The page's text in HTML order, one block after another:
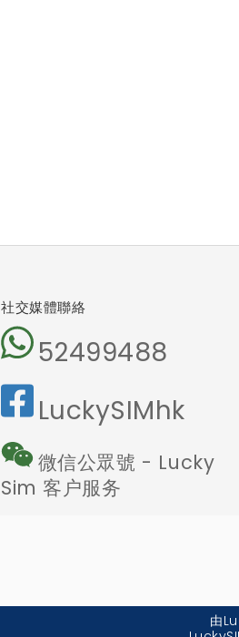
社交媒體聯絡
52499488
LuckySIMhk
微信公眾號 - Lucky
Sim 客户服务
由